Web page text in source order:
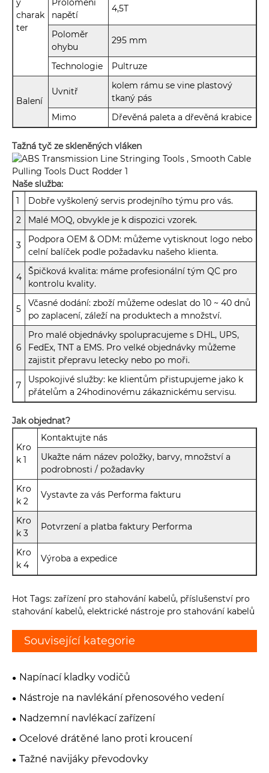
ý
charak
ter
Prolomení
napětí
4,5T
Poloměr
ohybu
295 mm
Technologie Pultruze
Balení
Uvnitř
kolem rámu se vine plastový
tkaný pás
Mimo
Dřevěná paleta a dřevěná krabice
Tažná tyč ze skleněných vláken
Naše služba:
1
Dobře vyškolený servis prodejního týmu pro vás.
2
Malé MOQ, obvykle je k dispozici vzorek.
3
Podpora OEM & ODM: můžeme vytisknout logo nebo
celní balíček podle požadavku našeho klienta.
4
Špičková kvalita: máme profesionální tým QC pro
kontrolu kvality.
5
Včasné dodání: zboží můžeme odeslat do 10 ~ 40 dnů
po zaplacení, záleží na produktech a množství.
6
Pro malé objednávky spolupracujeme s DHL, UPS,
FedEx, TNT a EMS. Pro velké objednávky můžeme
zajistit přepravu letecky nebo po moři.
7
Uspokojivé služby: ke klientům přistupujeme jako k
přátelům a 24hodinovému zákaznickému servisu.
Jak objednat?
Kro
k 1
Kontaktujte nás
Ukažte nám název položky, barvy, množství a
podrobnosti / požadavky
Kro
k 2
Vystavte za vás Performa fakturu
Kro
k 3
Potvrzení a platba faktury Performa
Kro
k 4
Výroba a expedice
Hot Tags: zařízení pro stahování kabelů, příslušenství pro
stahování kabelů, elektrické nástroje pro stahování kabelů
Související kategorie
Napínací kladky vodičů
Nástroje na navlékání přenosového vedení
Nadzemní navlékací zařízení
Ocelové drátěné lano proti kroucení
Tažné navijáky převodovky